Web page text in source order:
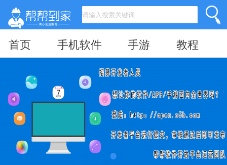
首页 手机软件 手游 教程